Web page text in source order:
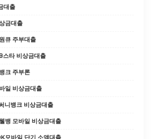
대출
금대출
큐 주부대출
스타 비상금대출
크 주부론
일 비상금대출
니뱅크 비상금대출
뱅 모바일 비상금대출
모바일 단기 소액대출